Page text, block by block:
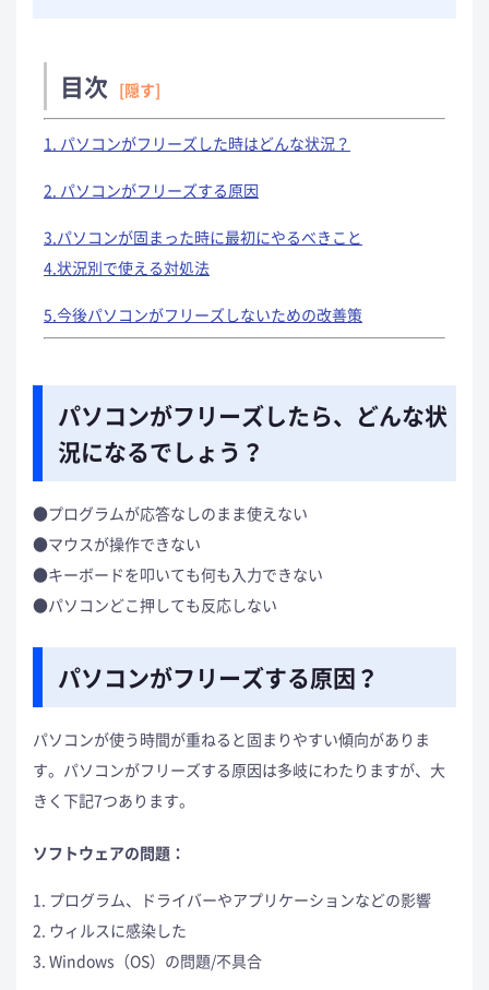
目次 [隠す]
1. パソコンがフリーズした時はどんな状況？
2. パソコンがフリーズする原因
3.パソコンが固まった時に最初にやるべきこと
4.状況別で使える対処法
5.今後パソコンがフリーズしないための改善策
パソコンがフリーズしたら、どんな状
況になるでしょう？
●プログラムが応答なしのまま使えない
●マウスが操作できない
●キーボードを叩いても何も入力できない
●パソコンどこ押しても反応しない
パソコンがフリーズする原因？
パソコンが使う時間が重ねると固まりやすい傾向がありま
す。パソコンがフリーズする原因は多岐にわたりますが、大
きく下記7つあります。
ソフトウェアの問題：
1. プログラム、ドライバーやアプリケーションなどの影響
2. ウィルスに感染した
3. Windows（OS）の問題/不具合